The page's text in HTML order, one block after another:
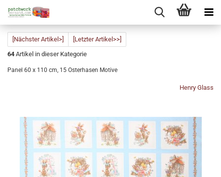
[Nächster Artikel>]
[Letzter Artikel>>]
64 Artikel in dieser Kategorie
Panel 60 x 110 cm, 15 Osterhasen Motive
Henry Glass